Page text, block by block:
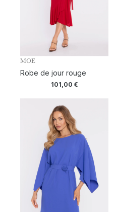
MOE
Robe de jour rouge
101,00 €